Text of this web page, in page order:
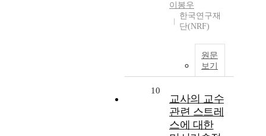
이봉우
한국연구재
단(NRF)
원문
보기
10
교사의 교수
관련 스트레
스에 대한